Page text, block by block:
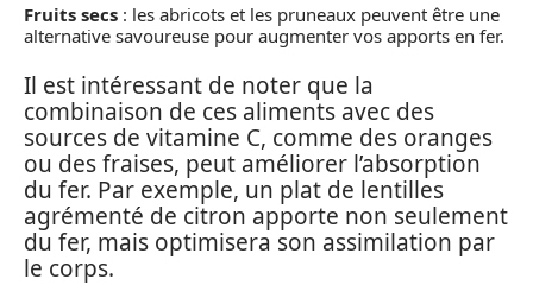
Fruits secs : les abricots et les pruneaux peuvent être une
alternative savoureuse pour augmenter vos apports en fer.
Il est intéressant de noter que la
combinaison de ces aliments avec des
sources de vitamine C, comme des oranges
ou des fraises, peut améliorer l’absorption
du fer. Par exemple, un plat de lentilles
agrémenté de citron apporte non seulement
du fer, mais optimisera son assimilation par
le corps.